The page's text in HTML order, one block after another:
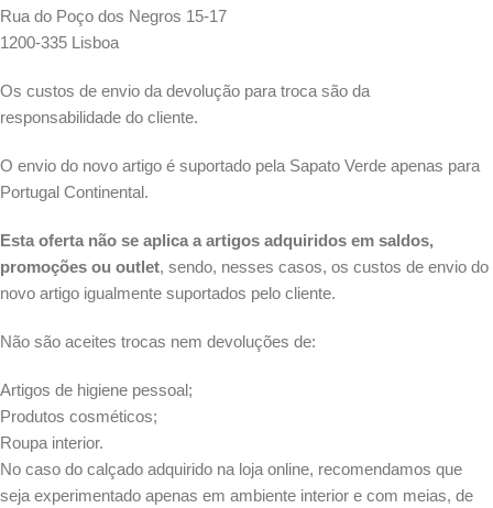
Rua do Poço dos Negros 15-17
1200-335 Lisboa
Os custos de envio da devolução para troca são da
responsabilidade do cliente.
O envio do novo artigo é suportado pela Sapato Verde apenas para
Portugal Continental.
Esta oferta não se aplica a artigos adquiridos em saldos,
promoções ou outlet, sendo, nesses casos, os custos de envio do
novo artigo igualmente suportados pelo cliente.
Não são aceites trocas nem devoluções de:
Artigos de higiene pessoal;
Produtos cosméticos;
Roupa interior.
No caso do calçado adquirido na loja online, recomendamos que
seja experimentado apenas em ambiente interior e com meias, de